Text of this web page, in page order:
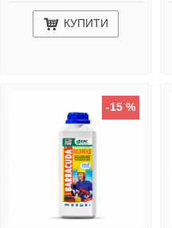
КУПИТИ
-15 %